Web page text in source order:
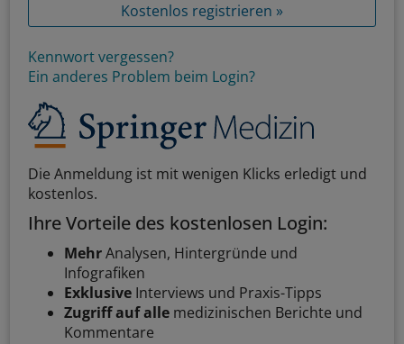
Kostenlos registrieren »
Kennwort vergessen?
Ein anderes Problem beim Login?
Die Anmeldung ist mit wenigen Klicks erledigt und
kostenlos.
Ihre Vorteile des kostenlosen Login:
MehrAnalysen, Hintergründe und
Infografiken
Exklusive Interviews und Praxis-Tipps
Zugriff auf alle medizinischen Berichte und
Kommentare